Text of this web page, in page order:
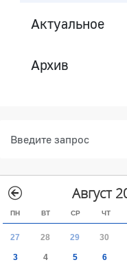
Актуальное
Архив
Август
ПН ВТ СР ЧТ
27 28 29 30
3 4 5 6